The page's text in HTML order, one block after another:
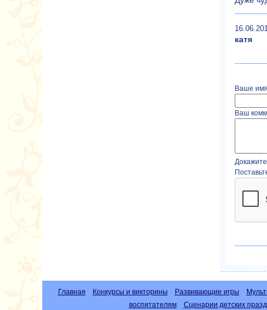
катя
Ваше
Ваш
Главная Конкурсы и викторины Развивающие игры
воспитателям
Сценарии детских